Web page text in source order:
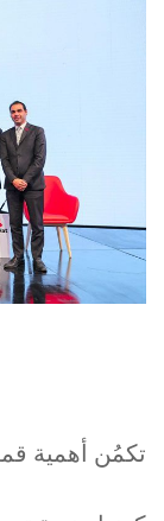
تكمُن أهمية